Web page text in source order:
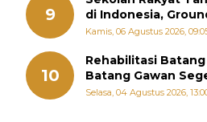
9
di Indonesia,
September
Kamis, 06 Agustus 2026,
10
Rehabilitasi
Batang Gawan
Rolanda Pastikan
Selasa, 04 Agustus 2026,